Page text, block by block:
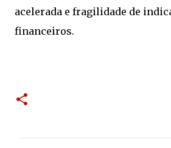
acelerada e fragilidade de
financeiros.